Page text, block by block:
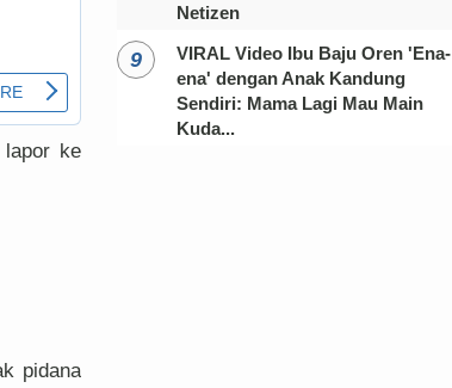
ke
pidana
Netizen
VIRAL Video Ibu Baju Oren 'Ena-
ena' dengan Anak Kandung
Sendiri: Mama Lagi Mau Main
Kuda...